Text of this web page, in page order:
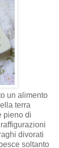
un alimento
terra
pieno di
raffigurazioni
divorati
soltanto